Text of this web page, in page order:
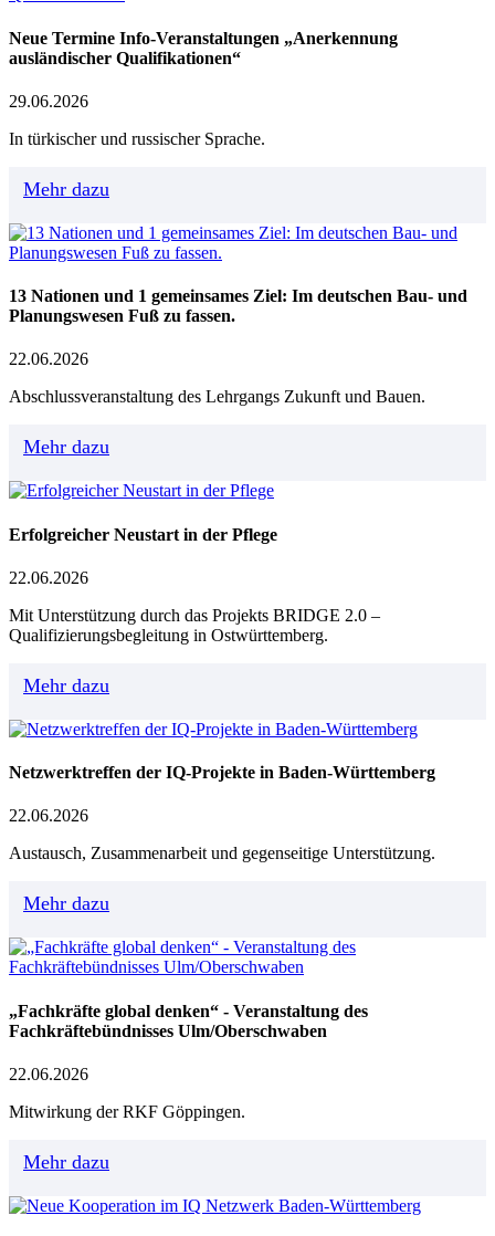
Neue Termine Info-Veranstaltungen „Anerkennung
ausländischer Qualifikationen“
29.06.2026
In türkischer und russischer Sprache.
Mehr dazu
13 Nationen und 1 gemeinsames Ziel: Im deutschen Bau- und
Planungswesen Fuß zu fassen.
22.06.2026
Abschlussveranstaltung des Lehrgangs Zukunft und Bauen.
Mehr dazu
Erfolgreicher Neustart in der Pflege
22.06.2026
Mit Unterstützung durch das Projekts BRIDGE 2.0 –
Qualifizierungsbegleitung in Ostwürttemberg.
Mehr dazu
Netzwerktreffen der IQ-Projekte in Baden-Württemberg
22.06.2026
Austausch, Zusammenarbeit und gegenseitige Unterstützung.
Mehr dazu
„Fachkräfte global denken“ - Veranstaltung des
Fachkräftebündnisses Ulm/Oberschwaben
22.06.2026
Mitwirkung der RKF Göppingen.
Mehr dazu